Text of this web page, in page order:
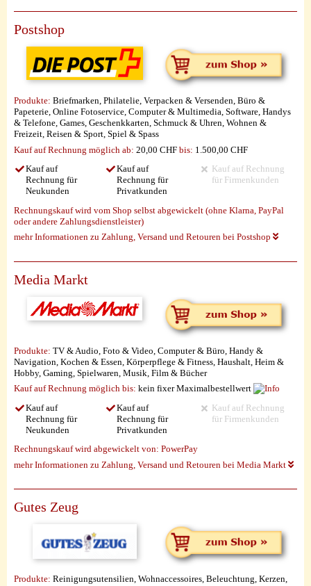
Postshop
Produkte: Briefmarken, Philatelie, Verpacken & Versenden, Büro &
Papeterie, Online Fotoservice, Computer & Multimedia, Software, Handys
& Telefone, Games, Geschenkkarten, Schmuck & Uhren, Wohnen &
Freizeit, Reisen & Sport, Spiel & Spass
Kauf auf Rechnung möglich ab: 20,00 CHF bis: 1.500,00 CHF
Kauf auf
Rechnung für
Neukunden
Kauf auf
Rechnung für
Privatkunden
Kauf auf Rechnung
für Firmenkunden
Rechnungskauf wird vom Shop selbst abgewickelt (ohne Klarna, PayPal
oder andere Zahlungsdienstleister)
mehr Informationen zu Zahlung, Versand und Retouren bei Postshop
Media Markt
Produkte: TV & Audio, Foto & Video, Computer & Büro, Handy &
Navigation, Kochen & Essen, Körperpflege & Fitness, Haushalt, Heim &
Hobby, Gaming, Spielwaren, Musik, Film & Bücher
Kauf auf Rechnung möglich bis: kein fixer Maximalbestellwert
Kauf auf
Rechnung für
Neukunden
Kauf auf
Rechnung für
Privatkunden
Kauf auf Rechnung
für Firmenkunden
Rechnungskauf wird abgewickelt von: PowerPay
mehr Informationen zu Zahlung, Versand und Retouren bei Media Markt
Gutes Zeug
Produkte: Reinigungsutensilien, Wohnaccessoires, Beleuchtung, Kerzen,